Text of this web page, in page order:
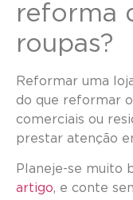
reforma
roupas?
Reformar uma
do que reformar
comerciais ou
prestar atenção
Planeje-se muito
artigo, e conte